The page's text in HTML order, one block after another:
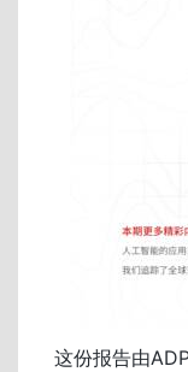
这份报告由